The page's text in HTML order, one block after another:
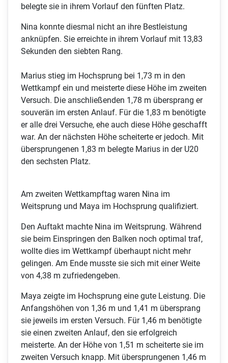
belegte sie in ihrem Vorlauf den fünften Platz.
Nina konnte diesmal nicht an ihre Bestleistung
anknüpfen. Sie erreichte in ihrem Vorlauf mit 13,83
Sekunden den siebten Rang.
Marius stieg im Hochsprung bei 1,73 m in den
Wettkampf ein und meisterte diese Höhe im zweiten
Versuch. Die anschließenden 1,78 m übersprang er
souverän im ersten Anlauf. Für die 1,83 m benötigte
er alle drei Versuche, ehe auch diese Höhe geschafft
war. An der nächsten Höhe scheiterte er jedoch. Mit
übersprungenen 1,83 m belegte Marius in der U20
den sechsten Platz.
Am zweiten Wettkampftag waren Nina im
Weitsprung und Maya im Hochsprung qualifiziert.
Den Auftakt machte Nina im Weitsprung. Während
sie beim Einspringen den Balken noch optimal traf,
wollte dies im Wettkampf überhaupt nicht mehr
gelingen. Am Ende musste sie sich mit einer Weite
von 4,38 m zufriedengeben.
Maya zeigte im Hochsprung eine gute Leistung. Die
Anfangshöhen von 1,36 m und 1,41 m übersprang
sie jeweils im ersten Versuch. Für 1,46 m benötigte
sie einen zweiten Anlauf, den sie erfolgreich
meisterte. An der Höhe von 1,51 m scheiterte sie im
zweiten Versuch knapp. Mit übersprungenen 1,46 m